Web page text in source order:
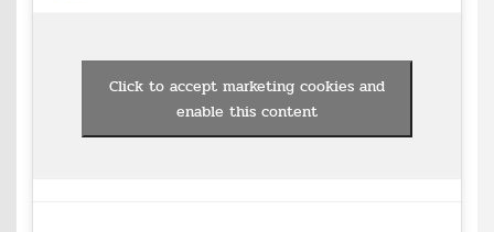
Click to accept marketing cookies and
enable this content